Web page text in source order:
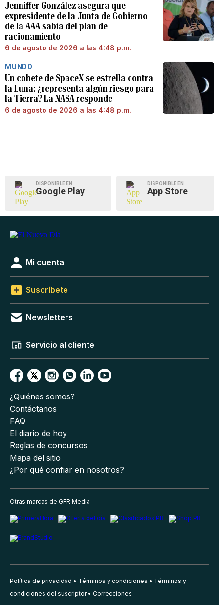
Jenniffer González asegura que
expresidente de la Junta de Gobierno
de la AAA sabía del plan de
racionamiento
6 de agosto de 2026 a las 4:48 p.m.
MUNDO
Un cohete de SpaceX se estrella contra
la Luna: ¿representa algún riesgo para
la Tierra? La NASA responde
6 de agosto de 2026 a las 4:48 p.m.
DISPONIBLE EN
Google Play
DISPONIBLE EN
App Store
Mi cuenta
Suscríbete
Newsletters
Servicio al cliente
¿Quiénes somos?
Contáctanos
FAQ
El diario de hoy
Reglas de concursos
Mapa del sitio
¿Por qué confiar en nosotros?
Otras marcas de GFR Media
Política de privacidad Términos y condiciones
Términos y
condiciones del suscriptor
Correcciones